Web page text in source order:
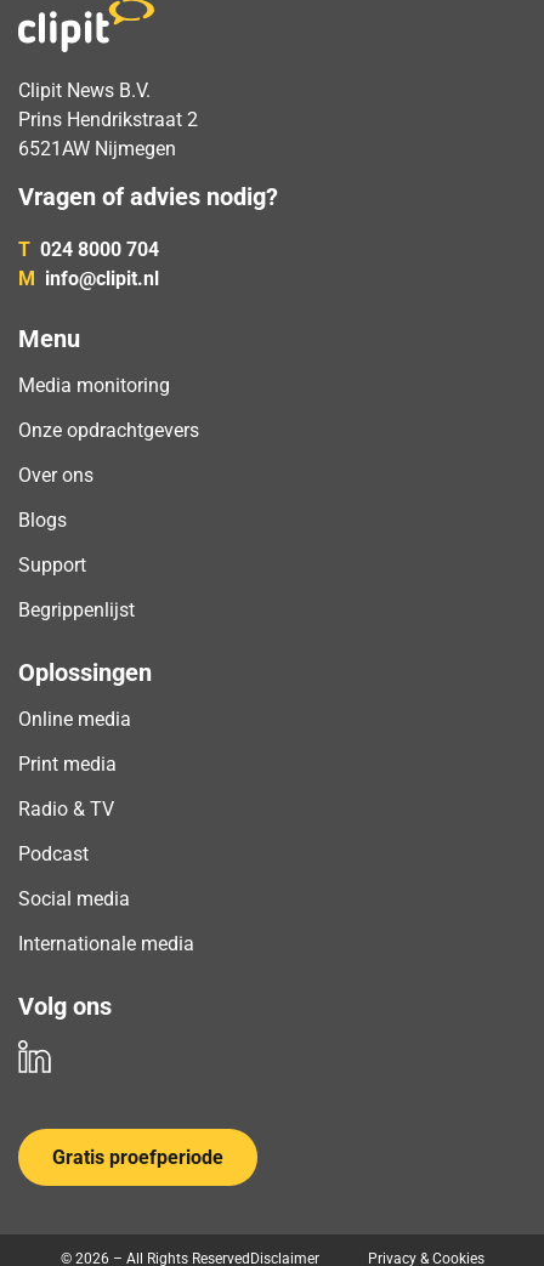
Clipit News B.V.
Prins Hendrikstraat 2
6521AW Nijmegen
Vragen of advies nodig?
T 024 8000 704
M info@clipit.nl
Menu
Media monitoring
Onze opdrachtgevers
Over ons
Blogs
Support
Begrippenlijst
Oplossingen
Online media
Print media
Radio & TV
Podcast
Social media
Internationale media
Volg ons
Gratis proefperiode
© 2026 – All Rights Reserved Disclaimer Privacy & Cookies